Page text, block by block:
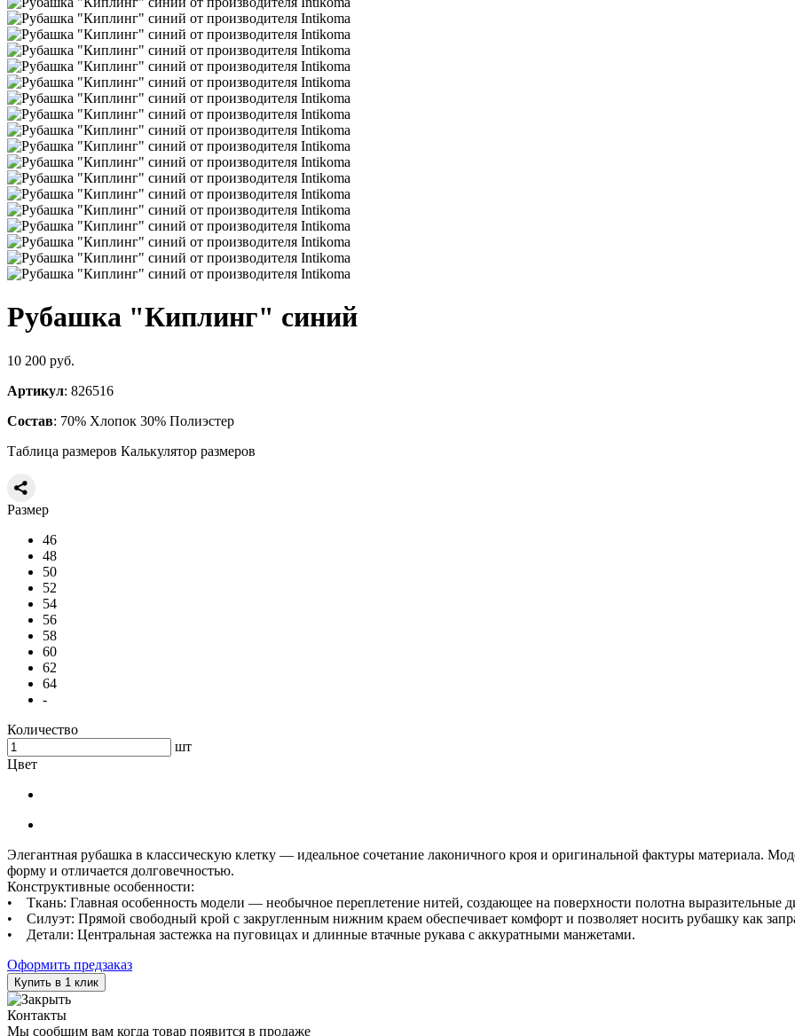
Рубашка "Киплинг" синий
10 200 руб.
Артикул: 826516
Состав: 70% Хлопок 30% Полиэстер
Таблица размеров Калькулятор размеров
Размер
46
48
50
52
54
56
58
60
62
64
-
Количество
шт
Цвет
Элегантная рубашка в классическую клетку — идеальное сочетание лаконичного кроя и оригинальной фактуры материала.
форму и отличается долговечностью.
Конструктивные особенности:
• Ткань: Главная особенность модели — необычное переплетение нитей, создающее на поверхности полотна выразительные
• Силуэт: Прямой свободный крой с закругленным нижним краем обеспечивает комфорт и позволяет носить рубашку как
• Детали: Центральная застежка на пуговицах и длинные втачные рукава с аккуратными манжетами.
Оформить предзаказ
Купить в 1 клик
Контакты
Мы сообщим вам когда товар появится в продаже